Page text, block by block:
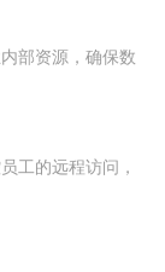
部资源，确保数
工的远程访问，